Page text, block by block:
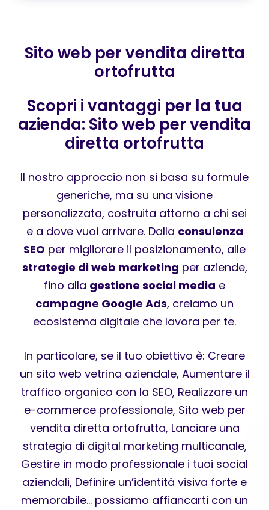
Sito web per vendita diretta
ortofrutta
Scopri i vantaggi per la tua
azienda: Sito web per vendita
diretta ortofrutta
Il nostro approccio non si basa su formule
generiche, ma su una visione
personalizzata, costruita attorno a chi sei
e a dove vuoi arrivare. Dalla consulenza
SEO per migliorare il posizionamento, alle
strategie di web marketing per aziende,
fino alla gestione social media e
campagne Google Ads, creiamo un
ecosistema digitale che lavora per te.
In particolare, se il tuo obiettivo è: Creare
un sito web vetrina aziendale, Aumentare il
traffico organico con la SEO, Realizzare un
e-commerce professionale, Sito web per
vendita diretta ortofrutta, Lanciare una
strategia di digital marketing multicanale,
Gestire in modo professionale i tuoi social
aziendali, Definire un’identità visiva forte e
memorabile… possiamo affiancarti con un